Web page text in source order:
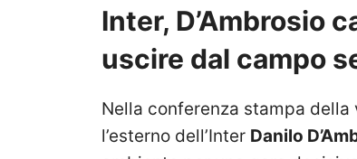
Inter, D’Ambrosio
uscire dal campo
Nella conferenza stampa
l’esterno dell’Inter Danilo